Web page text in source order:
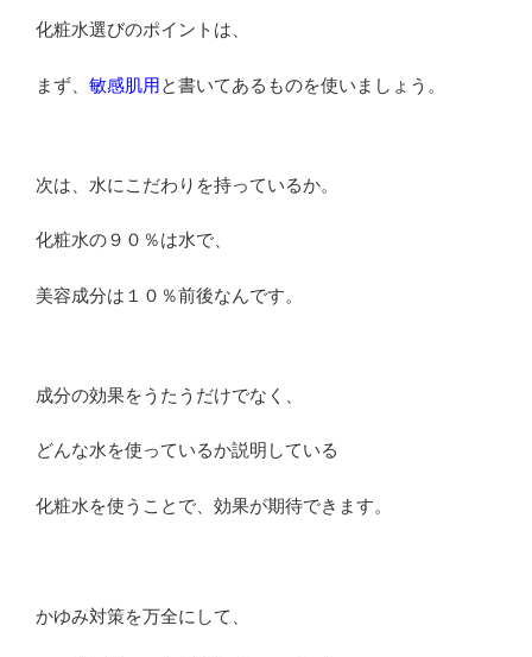
化粧水選びのポイントは、
まず、 敏感肌用と書いてあるものを使いましょう。
次は、水にこだわりを持っているか。
化粧水の９０％は水で、
美容成分は１０％前後なんです。
成分の効果をうたうだけでなく、
どんな水を使っているか説明している
化粧水を使うことで、効果が期待できます。
かゆみ対策を万全にして、